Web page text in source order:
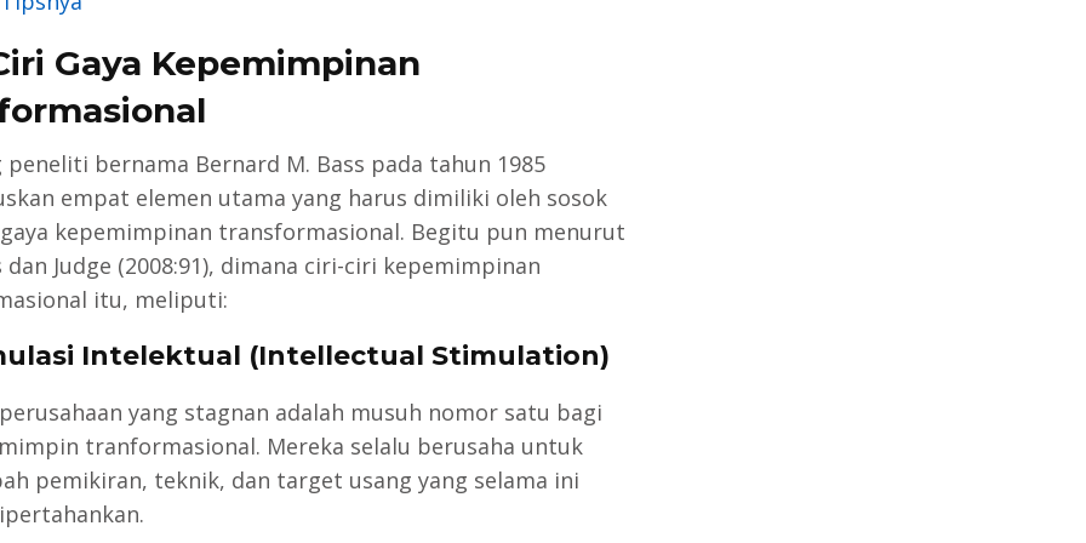
Gaya Kepemimpinan
peneliti bernama Bernard M. Bass pada tahun 1985
empat elemen utama yang harus dimiliki oleh sosok
kepemimpinan transformasional. Begitu pun menurut
dan Judge (2008:91), dimana ciri-ciri kepemimpinan
itu, meliputi:
Intelektual (Intellectual Stimulation)
yang stagnan adalah musuh nomor satu bagi
tranformasional. Mereka selalu berusaha untuk
pemikiran, teknik, dan target usang yang selama ini